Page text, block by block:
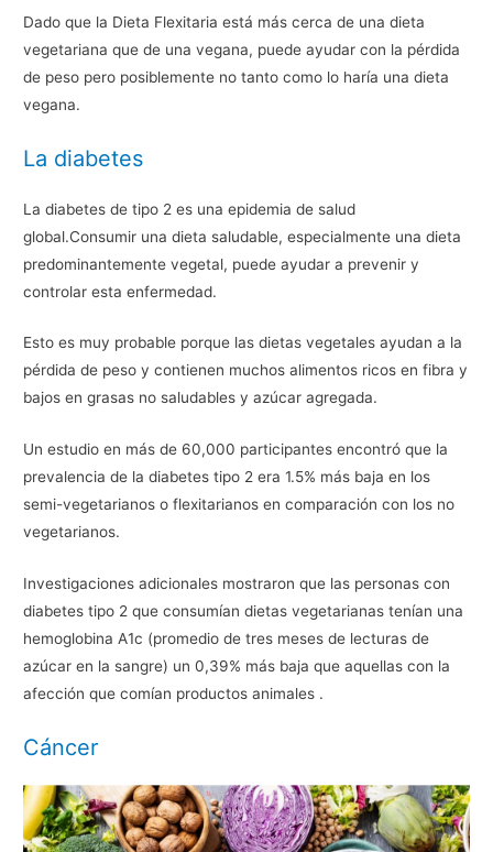
Dado que la Dieta Flexitaria está más cerca de una dieta
vegetariana que de una vegana, puede ayudar con la pérdida
de peso pero posiblemente no tanto como lo haría una dieta
vegana.
La diabetes
La diabetes de tipo 2 es una epidemia de salud
global.Consumir una dieta saludable, especialmente una dieta
predominantemente vegetal, puede ayudar a prevenir y
controlar esta enfermedad.
Esto es muy probable porque las dietas vegetales ayudan a la
pérdida de peso y contienen muchos alimentos ricos en fibra y
bajos en grasas no saludables y azúcar agregada.
Un estudio en más de 60,000 participantes encontró que la
prevalencia de la diabetes tipo 2 era 1.5% más baja en los
semi-vegetarianos o flexitarianos en comparación con los no
vegetarianos.
Investigaciones adicionales mostraron que las personas con
diabetes tipo 2 que consumían dietas vegetarianas tenían una
hemoglobina A1c (promedio de tres meses de lecturas de
azúcar en la sangre) un 0,39% más baja que aquellas con la
afección que comían productos animales .
Cáncer